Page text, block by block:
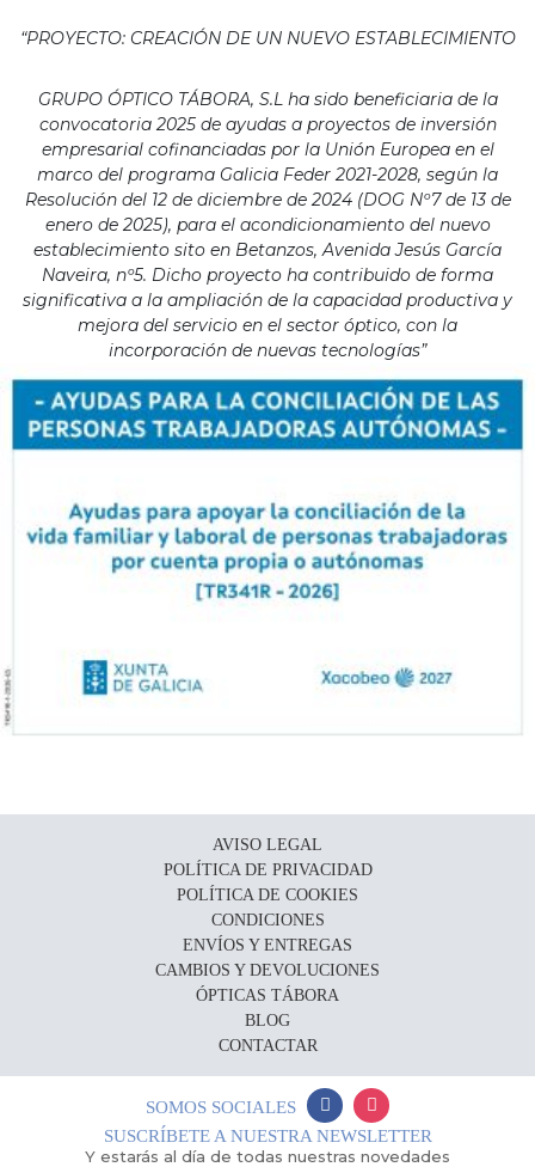
“PROYECTO: CREACIÓN DE UN NUEVO ESTABLECIMIENTO
GRUPO ÓPTICO TÁBORA, S.L ha sido beneficiaria de la
convocatoria 2025 de ayudas a proyectos de inversión
empresarial cofinanciadas por la Unión Europea en el
marco del programa Galicia Feder 2021-2028, según la
Resolución del 12 de diciembre de 2024 (DOG Nº7 de 13 de
enero de 2025), para el acondicionamiento del nuevo
establecimiento sito en Betanzos, Avenida Jesús García
Naveira, nº5. Dicho proyecto ha contribuido de forma
significativa a la ampliación de la capacidad productiva y
mejora del servicio en el sector óptico, con la
incorporación de nuevas tecnologías”
AVISO LEGAL
POLÍTICA DE PRIVACIDAD
POLÍTICA DE COOKIES
CONDICIONES
ENVÍOS Y ENTREGAS
CAMBIOS Y DEVOLUCIONES
ÓPTICAS TÁBORA
BLOG
CONTACTAR
SOMOS SOCIALES
SUSCRÍBETE A NUESTRA NEWSLETTER
Y estarás al día de todas nuestras novedades